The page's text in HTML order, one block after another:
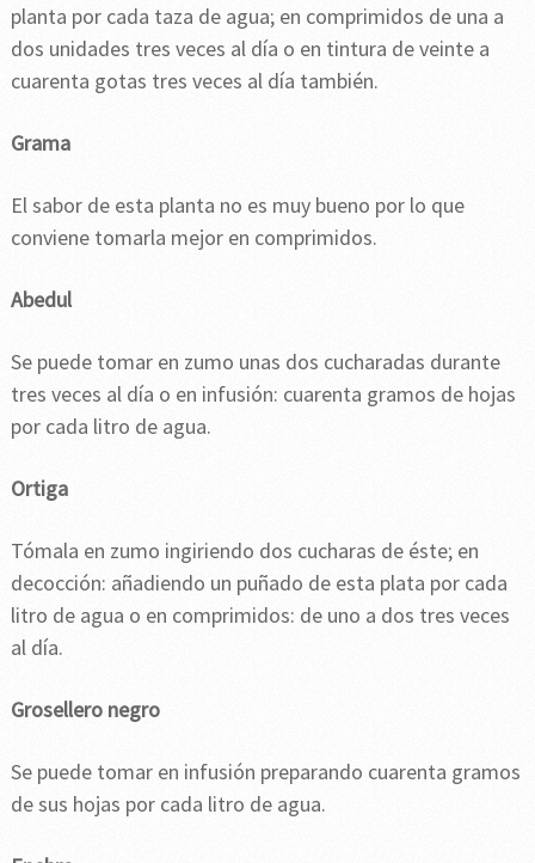
planta por cada taza de agua; en comprimidos de una a
dos unidades tres veces al día o en tintura de veinte a
cuarenta gotas tres veces al día también.
Grama
El sabor de esta planta no es muy bueno por lo que
conviene tomarla mejor en comprimidos.
Abedul
Se puede tomar en zumo unas dos cucharadas durante
tres veces al día o en infusión: cuarenta gramos de hojas
por cada litro de agua.
Ortiga
Tómala en zumo ingiriendo dos cucharas de éste; en
decocción: añadiendo un puñado de esta plata por cada
litro de agua o en comprimidos: de uno a dos tres veces
al día.
Grosellero negro
Se puede tomar en infusión preparando cuarenta gramos
de sus hojas por cada litro de agua.